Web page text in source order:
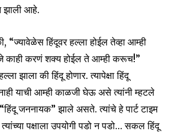
of
and be part of the
your email address on our website
below. Don't worry, we respect
spam your inbox. Your information is
झाली आहे.
“ज्यावेळेस हिंदूवर हल्ला होईल तेव्हा आम्ही
काही करणं शक्य होईल ते आम्ही करूच!”
झाला की हिंदू होणार. त्यापेक्षा हिंदू
याची आम्ही काळजी घेऊ असे त्यांनी म्हटले
जननायक” झाले असते. त्यांचे हे पार्ट टाइम
पक्षाला उपयोगी पडो न पडो… सकल हिंदू